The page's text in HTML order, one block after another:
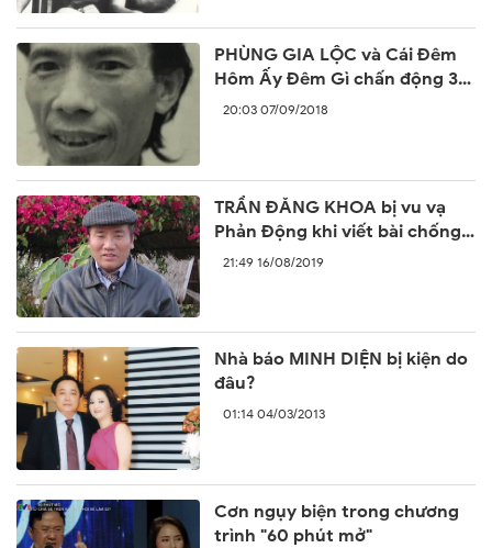
PHÙNG GIA LỘC và Cái Đêm
Hôm Ấy Đêm Gì chấn động 30
năm trước
20:03 07/09/2018
TRẦN ĐĂNG KHOA bị vu vạ
Phản Động khi viết bài chống
lại sự ngang ngược của Trung
21:49 16/08/2019
Nhà báo MINH DIỆN bị kiện do
đâu?
01:14 04/03/2013
Cơn ngụy biện trong chương
trình "60 phút mở"